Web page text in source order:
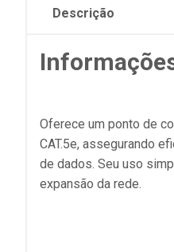
Descrição
Oferece um ponto de
CAT.5e, assegurando
de dados. Seu uso
expansão da rede.